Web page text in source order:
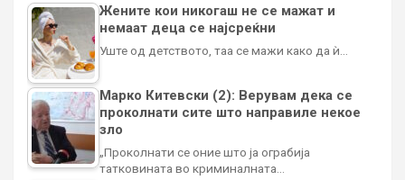
Жените кои никогаш не се мажат и
немаат деца се најсреќни
Уште од детството, таа се мажи како да ѝ…
Марко Китевски (2): Верувам дека се
проколнати сите што направиле некое
зло
„Проколнати се оние што ја ограбија
татковината во криминалната…